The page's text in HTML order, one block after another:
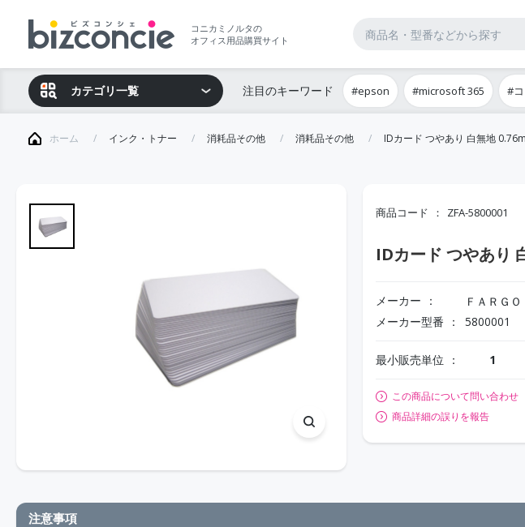
コニカミノルタの
オフィス用品購買サイト
カテゴリ一覧 注目のキーワード #epson #microsoft 365 #
ホーム インク・トナー 消耗品その他 消耗品その他 IDカード つやあり 白無地
商品コード ZFA-5800001
IDカード つやあり
メーカー ＦＡＲＧＯ
メーカー型番 5800001
最小販売単位 1
この商品について問い合わせ
商品詳細の誤りを報告
注意事項